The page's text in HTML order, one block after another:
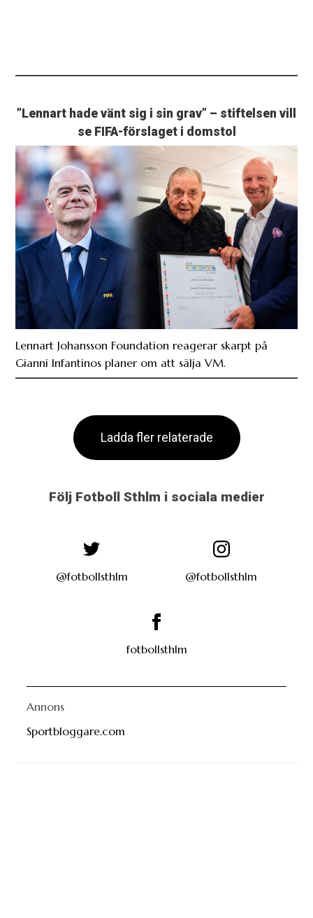
”Lennart hade vänt sig i sin grav” – stiftelsen vill
Lennart Johansson Foundation reagerar skarpt på
Gianni Infantinos planer om att sälja VM.
Följ Fotboll Sthlm i sociala medier
@fotbollsthlm @fotbollsthlm
fotbollsthlm